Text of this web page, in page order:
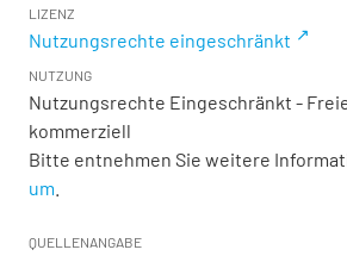
LIZENZ
Nutzungsrechte eingeschränkt
NUTZUNG
Nutzungsrechte Eingeschränkt -
kommerziell
Bitte entnehmen Sie weitere
um
QUELLENANGABE